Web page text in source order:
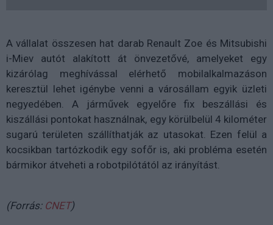
A vállalat összesen hat darab Renault Zoe és Mitsubishi
i-Miev autót alakított át önvezetővé, amelyeket egy
kizárólag meghívással elérhető mobilalkalmazáson
keresztül lehet igénybe venni a városállam egyik üzleti
negyedében. A járművek egyelőre fix beszállási és
kiszállási pontokat használnak, egy körülbelül 4 kilométer
sugarú területen szállíthatják az utasokat. Ezen felül a
kocsikban tartózkodik egy sofőr is, aki probléma esetén
bármikor átveheti a robotpilótától az irányítást.
(Forrás: CNET)